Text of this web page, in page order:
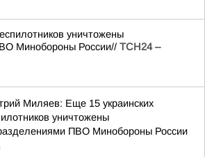
уничтожены
Минобороны России// ТСН24 –
Миляев: Еще 15 украинских
уничтожены
ПВО Минобороны России